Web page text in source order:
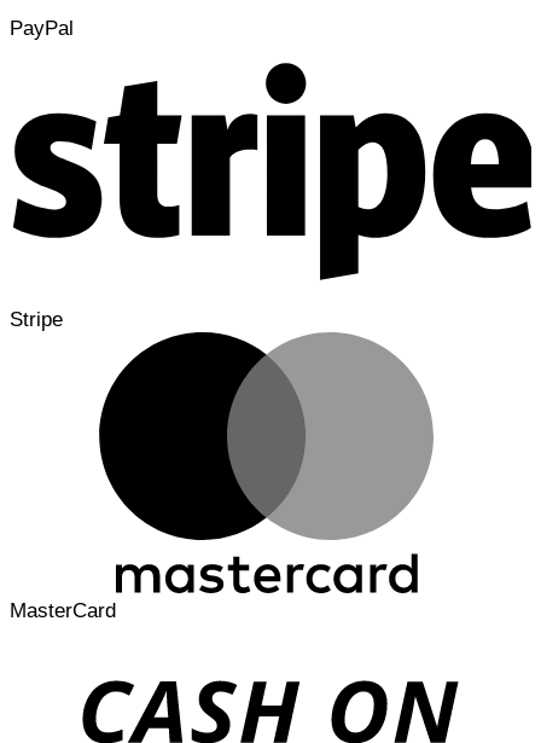
PayPal
Stripe
MasterCard